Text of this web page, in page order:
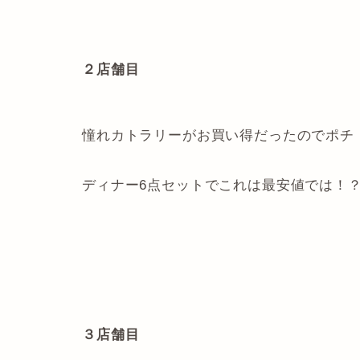
２店舗目
憧れカトラリーがお買い得だったのでポチ
ディナー6点セットでこれは最安値では！
３店舗目